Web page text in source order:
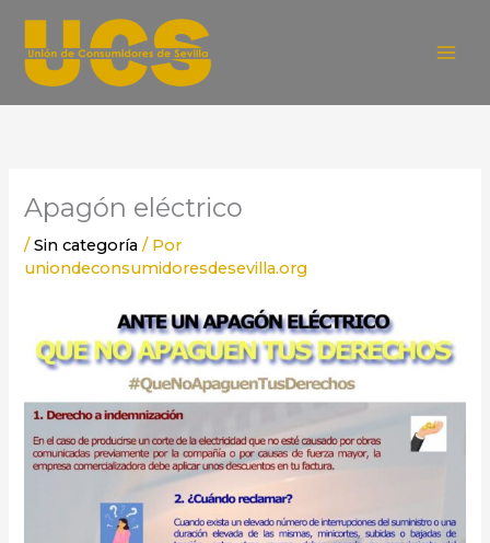
contenido
Apagón eléctrico
/Sin categoría / Por
uniondeconsumidoresdesevilla.org